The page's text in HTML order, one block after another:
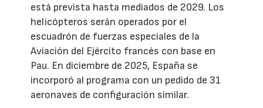
está prevista hasta mediados de 2029. Los
helicópteros serán operados por el
escuadrón de fuerzas especiales de la
Aviación del Ejército francés con base en
Pau. En diciembre de 2025, España se
incorporó al programa con un pedido de 31
aeronaves de configuración similar.